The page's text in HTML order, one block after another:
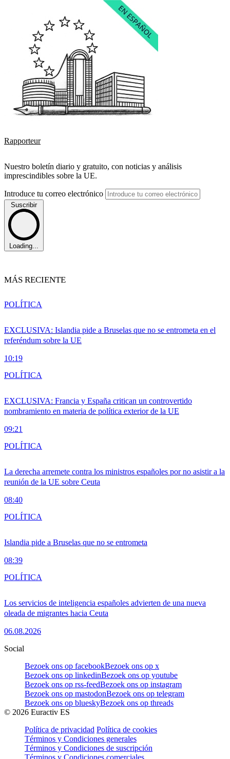
Rapporteur
Nuestro boletín diario y gratuito, con noticias y análisis
imprescindibles sobre la UE.
Introduce tu correo electrónico
Suscribir
Loading...
MÁS RECIENTE
EXCLUSIVA: Islandia pide a Bruselas que no se entrometa en el
referéndum sobre la UE
10:19
POLÍTICA
EXCLUSIVA: Francia y España critican un controvertido
nombramiento en materia de política exterior de la UE
09:21
POLÍTICA
La derecha arremete contra los ministros españoles por no asistir a la
reunión de la UE sobre Ceuta
08:40
POLÍTICA
Islandia pide a Bruselas que no se entrometa
08:39
POLÍTICA
Los servicios de inteligencia españoles advierten de una nueva
oleada de migrantes hacia Ceuta
06.08.2026
POLÍTICA
Social
Bezoek ons op facebookBezoek ons op x
Bezoek ons op linkedinBezoek ons op youtube
Bezoek ons op rss-feedBezoek ons op instagram
Bezoek ons op mastodonBezoek ons op telegram
Bezoek ons op blueskyBezoek ons op threads
© 2026 Euractiv ES
Política de privacidad Política de cookies
Términos y Condiciones generales
Términos y Condiciones de suscripción
Términos y Condiciones comerciales